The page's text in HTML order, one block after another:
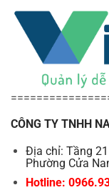
CÔNG TY TNHH
Địa chỉ: Tầng
Phường Cửa
Hotline: